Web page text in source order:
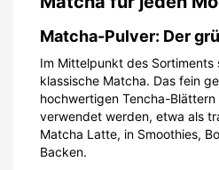
Matcha-Pulver: Der
Im Mittelpunkt des
klassische Matcha. Das fein
hochwertigen Tencha-
verwendet werden, etwa als
Matcha Latte, in Smoothies,
Backen.